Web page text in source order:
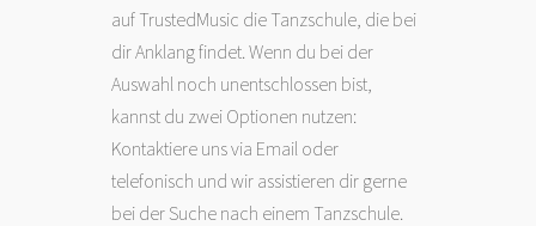
auf TrustedMusic die Tanzschule, die bei
dir Anklang findet. Wenn du bei der
Auswahl noch unentschlossen bist,
kannst du zwei Optionen nutzen:
Kontaktiere uns via Email oder
telefonisch und wir assistieren dir gerne
bei der Suche nach einem Tanzschule.